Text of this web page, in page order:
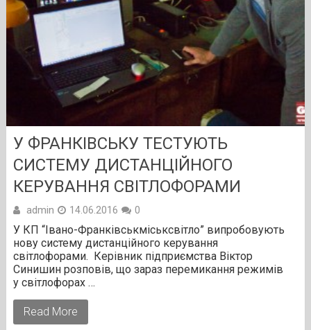
У ФРАНКІВСЬКУ ТЕСТУЮТЬ
СИСТЕМУ ДИСТАНЦІЙНОГО
КЕРУВАННЯ СВІТЛОФОРАМИ
admin 14.06.2016 0
У КП “Івано-Франківськміськсвітло” випробовують
нову систему дистанційного керування
світлофорами. Керівник підприємства Віктор
Синишин розповів, що зараз перемикання режимів
у світлофорах …
Read More